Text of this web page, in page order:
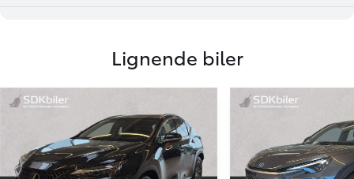
Lignende biler